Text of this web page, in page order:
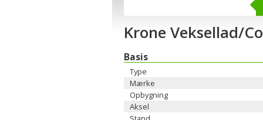
Krone Veksellad/
Basis
Type
Mærke
Opbygning
Aksel